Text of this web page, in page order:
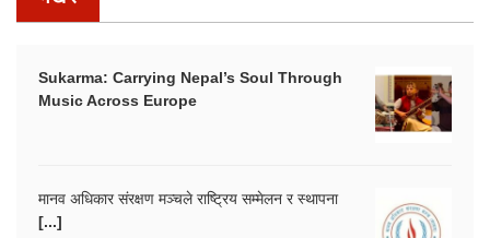
Sukarma: Carrying Nepal’s Soul Through
Music Across Europe
मानव अधिकार संरक्षण मञ्चले राष्ट्रिय सम्मेलन र स्थापना
[...]